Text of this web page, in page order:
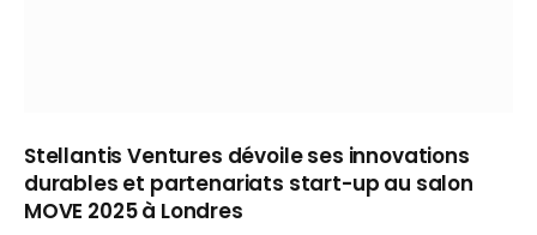
Stellantis Ventures dévoile ses innovations
durables et partenariats start-up au salon
MOVE 2025 à Londres